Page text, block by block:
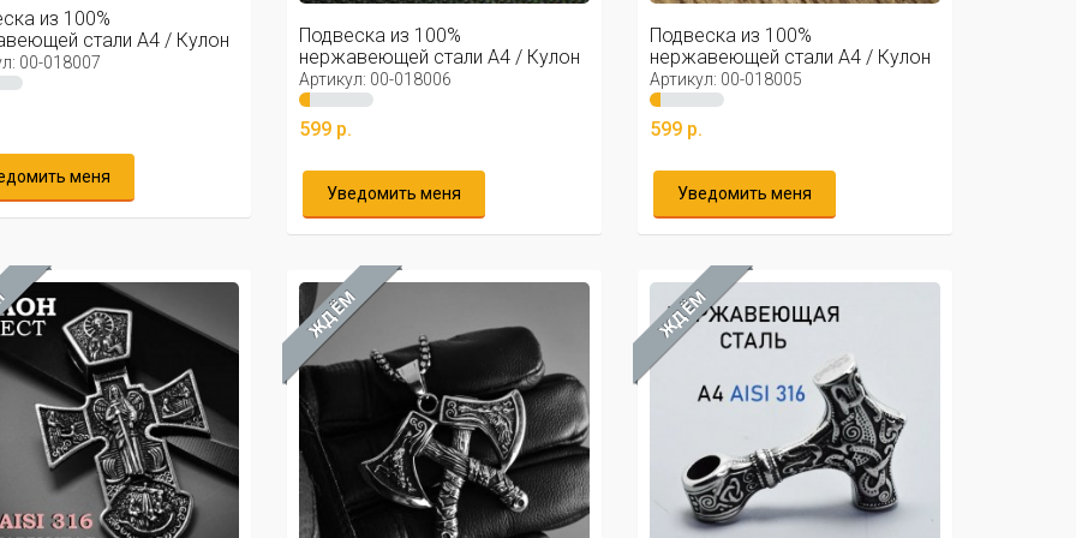
из 100%
стали А4 / Кулон
...
00-018007
меня
Подвеска из 100%
нержавеющей стали А4 / Кулон
из нержавейки ...
Артикул: 00-018006
599 р.
Уведомить меня
Подвеска из 100%
нержавеющей стали А4 / Кулон
из нержавейки ...
Артикул: 00-018005
599 р.
Уведомить меня
ЖДЁМ ЖДЁМ